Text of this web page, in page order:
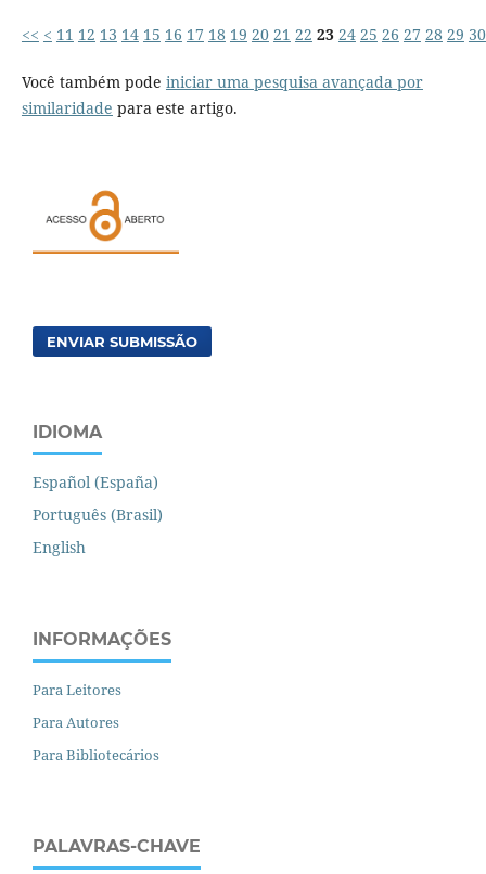
<< < 11 12 13 14 15 16 17 18 19 20 21 22 23 24 25 26 27 28 29 30
Você também pode iniciar uma pesquisa avançada por
similaridade para este artigo.
ENVIAR SUBMISSÃO
IDIOMA
Español (España)
Português (Brasil)
English
INFORMAÇÕES
Para Leitores
Para Autores
Para Bibliotecários
PALAVRAS-CHAVE